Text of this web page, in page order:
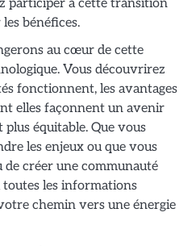
participer à cette transition
bénéfices.
au cœur de cette
Vous découvrirez
fonctionnent, les avantages
elles façonnent un avenir
équitable. Que vous
les enjeux ou que vous
de créer une communauté
les informations
chemin vers une énergie